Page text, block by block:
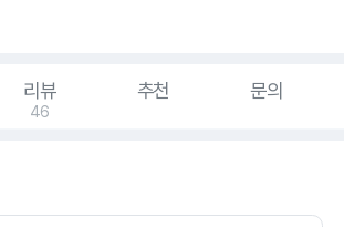
리뷰
46
추천 문의